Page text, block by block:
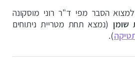
הסבר מפי ד"ר רוני מוסקונה
שומן (נמצא תחת מטריית ניתוחים
).